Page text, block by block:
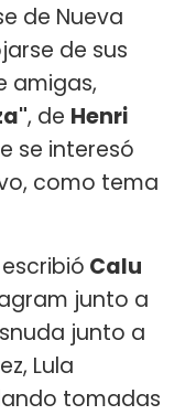
de Nueva
de sus
amigas,
, de Henri
se interesó
como tema
Calu
junto a
junto a
Lula
tomadas